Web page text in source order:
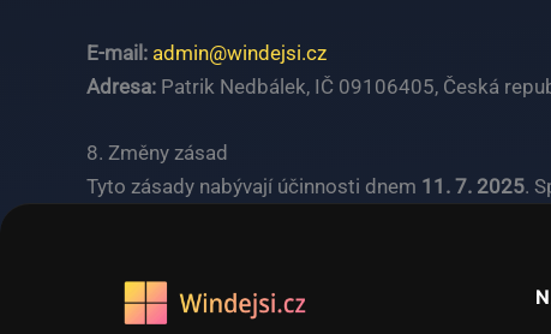
E-mail: admin@windejsi.cz
Adresa: Patrik Nedbálek, IČ 09106405, Česká
8. Změny zásad
Tyto zásady nabývají účinnosti dnem 11. 7. 2025.